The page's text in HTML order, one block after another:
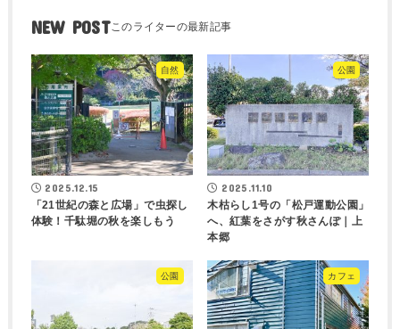
NEW POST
自然
2025.12.15
「21世紀の森と広場」で虫探し
体験！千駄堀の秋を楽しもう
公園
2025.11.10
木枯らし1号の「松戸運動公園」
へ、紅葉をさがす秋さんぽ｜上
本郷
公園 カフェ